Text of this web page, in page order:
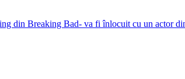
din Breaking Bad- va fi înlocuit cu un actor